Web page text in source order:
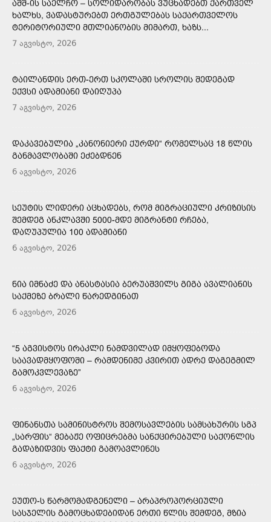
ᲐᲨᲨ-ᲘᲡ ᲡᲐᲔᲚᲩᲝ – ᲡᲝᲚᲘᲓᲐᲠᲝᲑᲐᲡ ᲕᲣᲪᲮᲐᲓᲔᲑᲗ ᲥᲐᲠᲗᲕᲔᲚ
ᲮᲐᲚᲮᲡ, ᲕᲐᲓᲐᲡᲢᲣᲠᲔᲑᲗ ᲔᲠᲗᲒᲣᲚᲔᲑᲐᲡ ᲡᲐᲥᲐᲠᲗᲕᲔᲚᲝᲡ
ᲢᲔᲠᲘᲢᲝᲠᲘᲣᲚᲘ ᲛᲗᲚᲘᲐᲜᲝᲑᲘᲡ ᲛᲘᲛᲐᲠᲗ, ᲮᲐᲖᲡ...
7 აგვისტო, 2026
ᲢᲐᲘᲚᲐᲜᲓᲘᲡ ᲔᲠᲗ-ᲔᲠᲗ ᲡᲙᲝᲚᲐᲨᲘ ᲡᲠᲝᲚᲘᲡ ᲨᲔᲓᲔᲒᲐᲓ
ᲔᲥᲕᲡᲘ ᲐᲓᲐᲛᲘᲐᲜᲘ ᲓᲐᲘᲦᲣᲞᲐ
7 აგვისტო, 2026
ᲓᲐᲙᲐᲕᲔᲑᲣᲚᲘᲐ „ᲙᲐᲜᲝᲜᲘᲔᲠᲘ ᲥᲣᲠᲓᲘ“ ᲠᲝᲛᲔᲚᲡᲐᲪ 18 ᲬᲚᲘᲡ
ᲒᲐᲜᲛᲐᲕᲚᲝᲑᲐᲨᲘ ᲔᲫᲔᲑᲓᲜᲔᲜ
6 აგვისტო, 2026
ᲡᲔᲣᲢᲘᲡ ᲚᲘᲓᲔᲠᲘ ᲐᲪᲮᲐᲓᲔᲑᲡ, ᲠᲝᲛ ᲛᲘᲒᲠᲐᲪᲘᲣᲚᲘ ᲙᲠᲘᲖᲘᲡᲘᲡ
ᲨᲔᲛᲓᲔᲒ ᲐᲜᲙᲚᲐᲕᲨᲘ 5000-ᲛᲓᲔ ᲛᲘᲒᲠᲐᲜᲢᲘ ᲠᲩᲔᲑᲐ,
ᲓᲐᲦᲣᲞᲣᲚᲘᲐ 100 ᲐᲓᲐᲛᲘᲐᲜᲘ
6 აგვისტო, 2026
ᲜᲘᲐ ᲘᲛᲜᲐᲫᲔ ᲓᲐ ᲐᲜᲐᲡᲢᲐᲡᲘᲐ ᲑᲔᲠᲣᲐᲨᲕᲘᲚᲡ ᲒᲘᲒᲐ ᲐᲕᲐᲚᲘᲐᲜᲘᲡ
ᲡᲐᲥᲛᲔᲖᲔ ᲑᲠᲐᲚᲘ ᲬᲐᲠᲔᲓᲒᲘᲜᲐᲗ
6 აგვისტო, 2026
“5 ᲐᲒᲕᲘᲡᲢᲝᲡ ᲘᲠᲐᲙᲚᲘ ᲜᲐᲛᲓᲕᲘᲚᲐᲓ ᲘᲛᲧᲝᲤᲔᲑᲝᲓᲐ
ᲡᲐᲐᲕᲐᲓᲛᲧᲝᲤᲝᲨᲘ – ᲠᲐᲛᲓᲔᲜᲘᲛᲔ ᲙᲕᲘᲠᲘᲗ ᲐᲓᲠᲔ ᲓᲐᲒᲔᲒᲛᲘᲚ
ᲒᲐᲛᲝᲙᲕᲚᲔᲕᲐᲖᲔ”
6 აგვისტო, 2026
ᲤᲘᲜᲐᲜᲡᲗᲐ ᲡᲐᲛᲘᲜᲘᲡᲢᲠᲝᲡ ᲨᲔᲛᲝᲡᲐᲕᲚᲔᲑᲘᲡ ᲡᲐᲛᲡᲐᲮᲣᲠᲘᲡ ᲡᲒᲞ
„ᲡᲐᲠᲤᲘᲡ“ ᲛᲔᲑᲐᲟᲔ ᲝᲤᲘᲪᲠᲔᲑᲛᲐ ᲡᲐᲜᲥᲪᲘᲠᲔᲑᲣᲚᲘ ᲡᲐᲥᲝᲜᲚᲘᲡ
ᲒᲐᲓᲐᲖᲘᲓᲕᲘᲡ ᲤᲐᲥᲢᲘ ᲒᲐᲛᲝᲐᲕᲚᲘᲜᲔᲡ
6 აგვისტო, 2026
ᲔᲣᲗᲝ-Ს ᲬᲐᲠᲛᲝᲛᲐᲓᲒᲔᲜᲔᲚᲘ – ᲐᲠᲐᲞᲠᲝᲞᲝᲠᲪᲘᲣᲚᲘ
ᲡᲐᲡᲯᲔᲚᲘᲡ ᲒᲐᲛᲝᲪᲮᲐᲓᲔᲑᲘᲓᲐᲜ ᲔᲠᲗᲘ ᲬᲚᲘᲡ ᲨᲔᲛᲓᲔᲒ, ᲛᲖᲘᲐ